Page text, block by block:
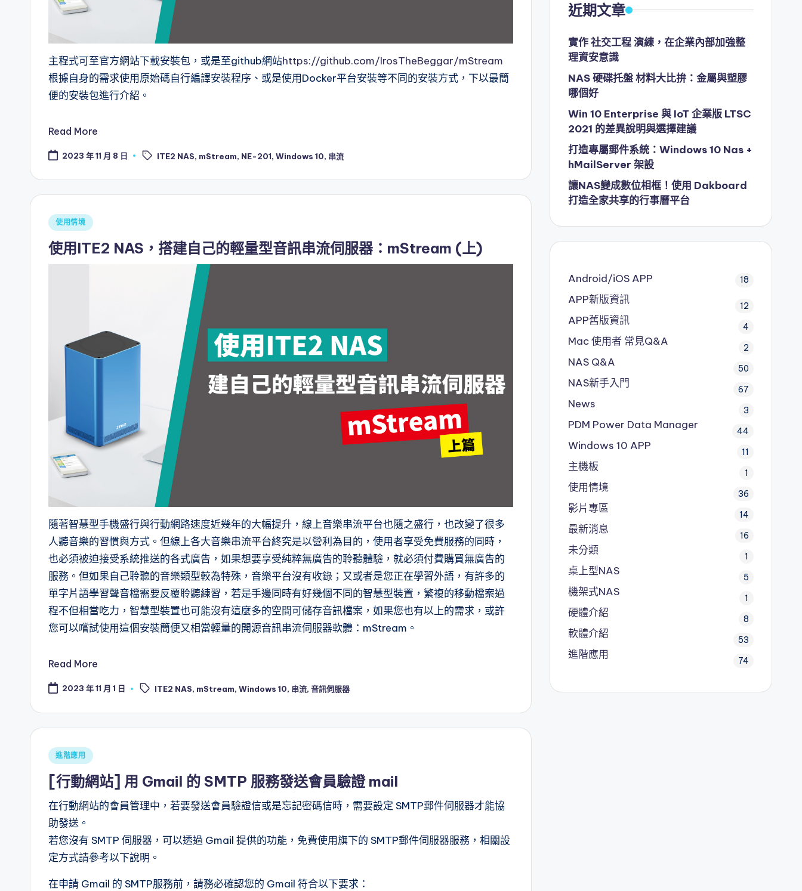
主程式可至官方網站下載安裝包，或是至github網站https://github.com/IrosTheBeggar/mStream
根據自身的需求使用原始碼自行編譯安裝程序、或是使用Docker平台安裝等不同的安裝方式，下以最簡
便的安裝包進行介紹。
Read More
2023 年 11 月 8 日
Tags: ITE2 NAS, mStream, NE-201,Windows 10, 串流
Posted
使用情境
使用ITE2 NAS，搭建自己的輕量型音訊串流伺服器：mStream (上)
隨著智慧型手機盛行與行動網路速度近幾年的大幅提升，線上音樂串流平台也隨之盛行，也改變了很多
人聽音樂的習慣與方式。但線上各大音樂串流平台終究是以營利為目的，使用者享受免費服務的同時，
也必須被迫接受系統推送的各式廣告，如果想要享受純粹無廣告的聆聽體驗，就必須付費購買無廣告的
服務。但如果自己聆聽的音樂類型較為特殊，音樂平台沒有收錄；又或者是您正在學習外語，有許多的
單字片語學習聲音檔需要反覆聆聽練習，若是手邊同時有好幾個不同的智慧型裝置，繁複的移動檔案過
程不但相當吃力，智慧型裝置也可能沒有這麼多的空間可儲存音訊檔案，如果您也有以上的需求，或許
您可以嚐試使用這個安裝簡便又相當輕量的開源音訊串流伺服器軟體：mStream。
Read More
2023 年 11 月 1 日
Tags: ITE2 NAS, mStream,Windows 10, 串流,音訊伺服器
Posted
進階應用
[行動網站] 用 Gmail 的 SMTP 服務發送會員驗證 mail
在行動網站的會員管理中，若要發送會員驗證信或是忘記密碼信時，需要設定 SMTP郵件伺服器才能協
助發送。
若您沒有 SMTP 伺服器，可以透過 Gmail 提供的功能，免費使用旗下的 SMTP郵件伺服器服務，相關設
定方式請參考以下說明。
在申請 Gmail 的 SMTP服務前，請務必確認您的 Gmail 符合以下要求：
近期文章
實作 社交工程 演練，在企業內部加強整
理資安意識
NAS 硬碟托盤 材料大比拚：金屬與塑膠
哪個好
Win 10 Enterprise 與 IoT 企業版 LTSC
2021 的差異說明與選擇建議
打造專屬郵件系統：Windows 10 Nas +
hMailServer 架設
讓NAS變成數位相框！使用 Dakboard
打造全家共享的行事曆平台
Android/iOS APP 18
APP新版資訊 12
APP舊版資訊 4
Mac 使用者 常見Q&A 2
NAS Q&A 50
NAS新手入門 67
News 3
PDM Power Data Manager 44
Windows 10 APP 11
主機板 1
使用情境 36
影片專區 14
最新消息 16
未分類 1
桌上型NAS 5
機架式NAS 1
硬體介紹 8
軟體介紹 53
進階應用 74